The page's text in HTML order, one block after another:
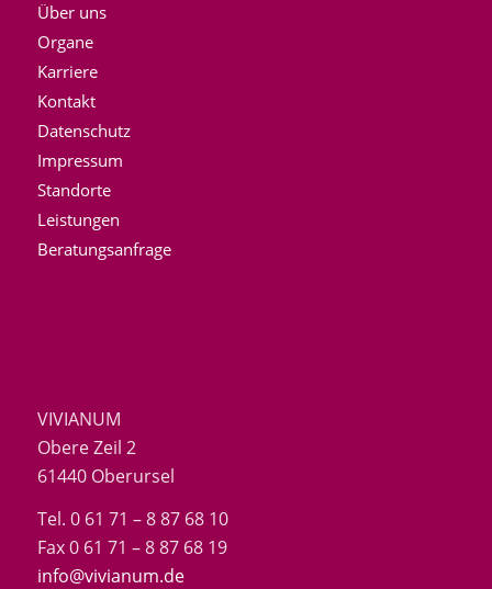
Über uns
Organe
Karriere
Kontakt
Datenschutz
Impressum
Standorte
Leistungen
Beratungsanfrage
VIVIANUM
Obere Zeil 2
61440 Oberursel
Tel. 0 61 71 – 8 87 68 10
Fax 0 61 71 – 8 87 68 19
info@vivianum.de